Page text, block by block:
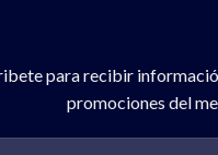
para recibir
promociones del